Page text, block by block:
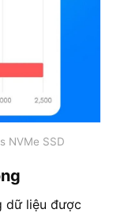
NVMe SSD
dữ liệu được